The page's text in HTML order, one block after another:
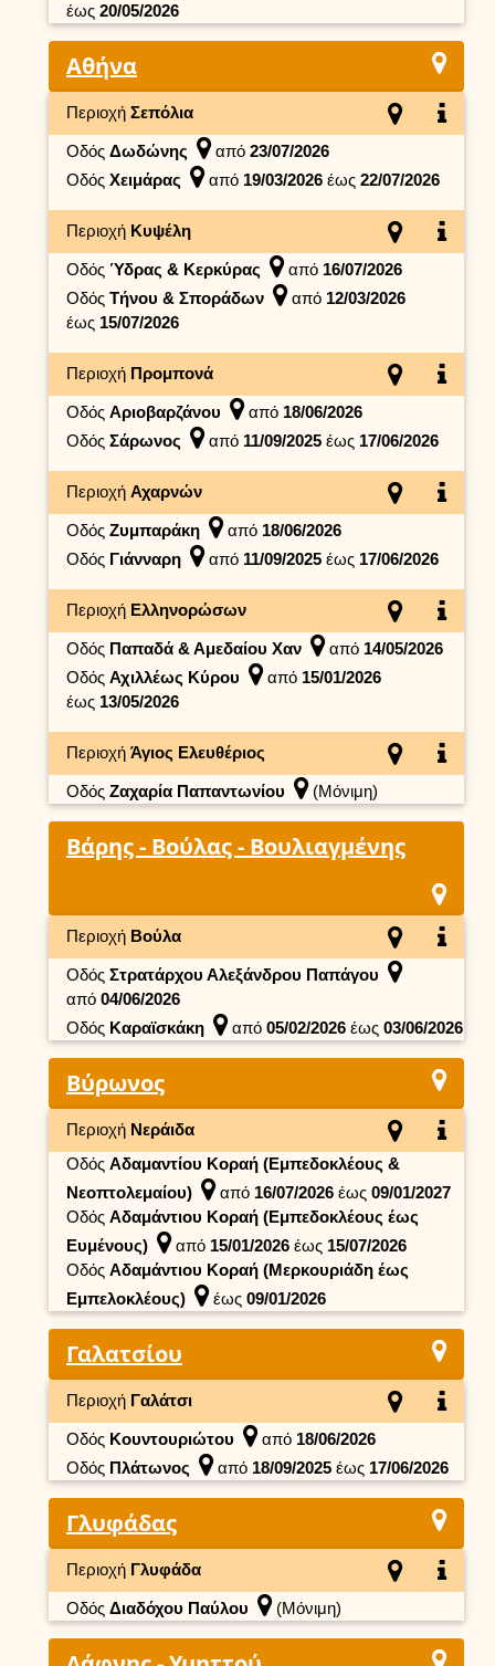
έως 20/05/2026
Αθήνα
Περιοχή Σεπόλια
Οδός Δωδώνης από 23/07/2026
Οδός Χειμάρας από 19/03/2026 έως 22/07/2026
Περιοχή Κυψέλη
Οδός Ύδρας & Κερκύρας από 16/07/2026
Οδός Τήνου & Σποράδων από 12/03/2026
έως 15/07/2026
Περιοχή Προμπονά
Οδός Αριοβαρζάνου από 18/06/2026
Οδός Σάρωνος από 11/09/2025 έως 17/06/2026
Περιοχή Αχαρνών
Οδός Ζυμπαράκη από 18/06/2026
Οδός Γιάνναρη από 11/09/2025 έως 17/06/2026
Περιοχή Ελληνορώσων
Οδός Παπαδά & Αμεδαίου Χαν από 14/05/2026
Οδός Αχιλλέως Κύρου από 15/01/2026
έως 13/05/2026
Περιοχή Άγιος Ελευθέριος
Οδός Ζαχαρία Παπαντωνίου (Μόνιμη)
Βάρης - Βούλας - Βουλιαγμένης
Περιοχή Βούλα
Οδός Στρατάρχου Αλεξάνδρου Παπάγου
από 04/06/2026
Οδός Καραϊσκάκη από 05/02/2026 έως 03/06/2026
Βύρωνος
Περιοχή Νεράιδα
Οδός Αδαμαντίου Κοραή (Εμπεδοκλέους &
Νεοπτολεμαίου)
από 16/07/2026 έως 09/01/2027
Οδός Αδαμάντιου Κοραή (Εμπεδοκλέους έως
Ευμένους)
από 15/01/2026 έως 15/07/2026
Οδός Αδαμάντιου Κοραή (Μερκουριάδη έως
Εμπελοκλέους)
έως 09/01/2026
Γαλατσίου
Περιοχή Γαλάτσι
Οδός Κουντουριώτου από 18/06/2026
Οδός Πλάτωνος από 18/09/2025 έως 17/06/2026
Γλυφάδας
Περιοχή Γλυφάδα
Οδός Διαδόχου Παύλου (Μόνιμη)